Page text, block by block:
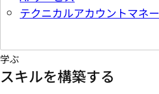
テクニカルアカウントマネ
学ぶ
スキルを構築する